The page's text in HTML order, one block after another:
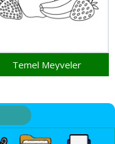
Temel Meyveler